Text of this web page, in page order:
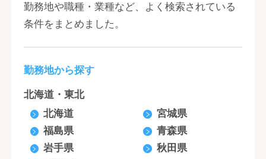
勤務地や職種・業種など、よく検索されている
条件をまとめました。
勤務地から探す
北海道・東北
北海道
宮城県
福島県
青森県
岩手県
秋田県